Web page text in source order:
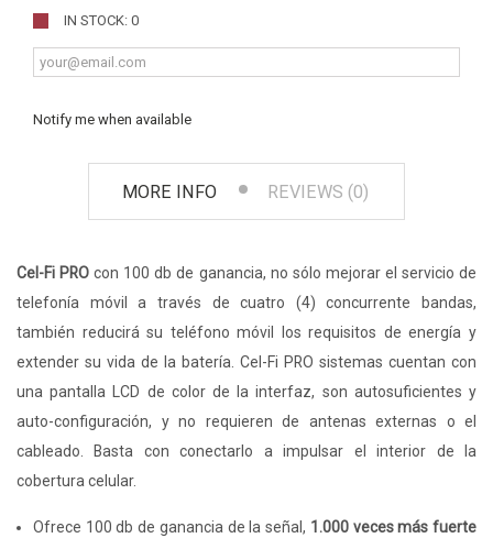
IN STOCK: 0
Notify me when available
MORE INFO REVIEWS (0)
Cel-Fi PROcon 100 db de ganancia, no sólo mejorar el servicio de
telefonía móvil a través de cuatro (4) concurrente bandas,
también reducirá su teléfono móvil los requisitos de energía y
extender su vida de la batería. Cel-Fi PRO sistemas cuentan con
una pantalla LCD de color de la interfaz, son autosuficientes y
auto-configuración, y no requieren de antenas externas o el
cableado. Basta con conectarlo a impulsar el interior de la
cobertura celular.
Ofrece 100 db de ganancia de la señal, 1.000 veces más fuerte